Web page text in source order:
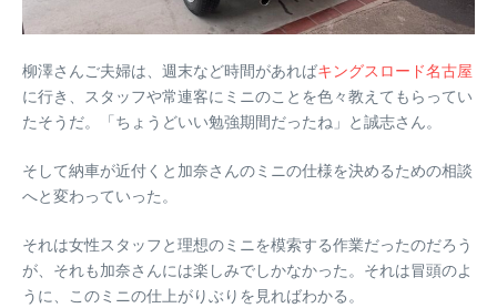
柳澤さんご夫婦は、週末など時間があればキングスロード名古屋
に行き、スタッフや常連客にミニのことを色々教えてもらってい
たそうだ。「ちょうどいい勉強期間だったね」と誠志さん。
そして納車が近付くと加奈さんのミニの仕様を決めるための相談
へと変わっていった。
それは女性スタッフと理想のミニを模索する作業だったのだろう
が、それも加奈さんには楽しみでしかなかった。それは冒頭のよ
うに、このミニの仕上がりぶりを見ればわかる。